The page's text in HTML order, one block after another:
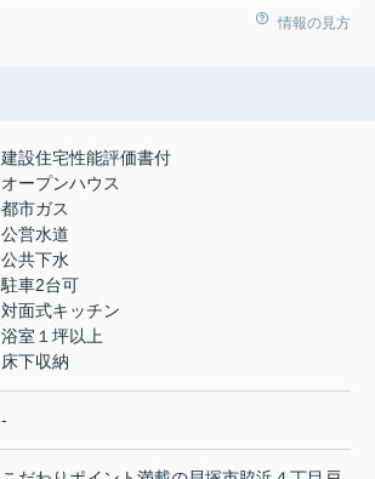
情報の見方
建設住宅性能評価書付
オープンハウス
都市ガス
公営水道
公共下水
駐車2台可
対面式キッチン
浴室１坪以上
床下収納
-